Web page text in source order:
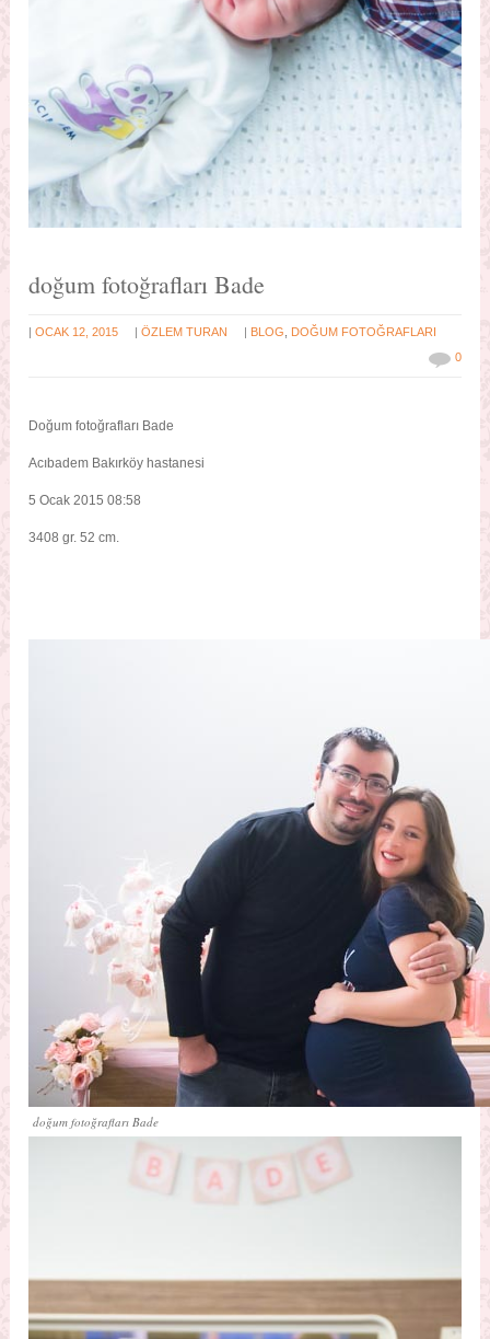
doğum fotoğrafları Bade
| OCAK 12, 2015 |ÖZLEM TURAN | BLOG
DOĞUM FOTOĞRAFLARI
0
Doğum fotoğrafları Bade
Acıbadem Bakırköy hastanesi
5 Ocak 2015 08:58
3408 gr. 52 cm.
doğum fotoğrafları Bade